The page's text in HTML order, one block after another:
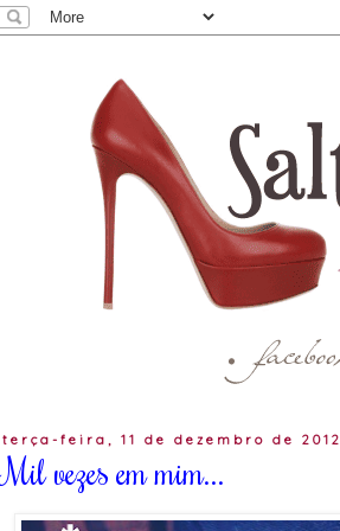
terça-feira, 11 de dezembro de
Mil vezes em mim...